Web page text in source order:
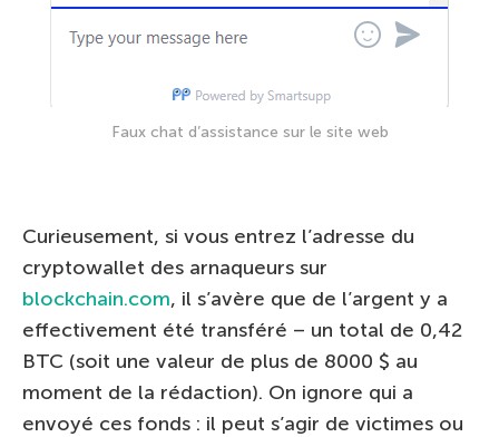
Faux chat d’assistance sur le site web
Curieusement, si vous entrez l’adresse du
cryptowallet des arnaqueurs sur
blockchain.com, il s’avère que de l’argent y a
effectivement été transféré – un total de 0,42
BTC (soit une valeur de plus de 8000 $ au
moment de la rédaction). On ignore qui a
envoyé ces fonds : il peut s’agir de victimes ou